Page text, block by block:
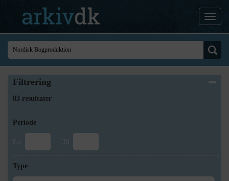
Filtrering
83 resultater
Periode
Fra Til
Type